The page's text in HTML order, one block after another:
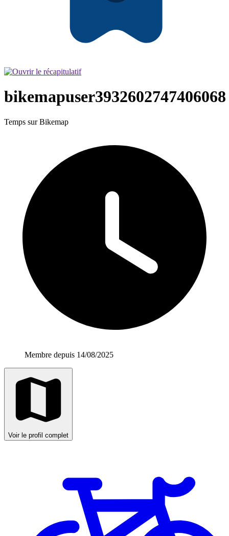
bikemapuser3932602747406068
Temps sur Bikemap
Membre depuis 14/08/2025
Voir le profil complet